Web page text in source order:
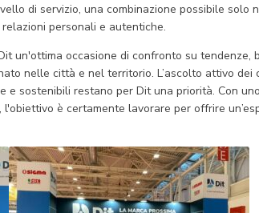
di servizio, una combinazione possibile solo
personali e autentiche.
un'ottima occasione di confronto su tendenze,
nelle città e nel territorio. L’ascolto attivo dei
e sostenibili restano per Dit una priorità. Con
è certamente lavorare per offrire